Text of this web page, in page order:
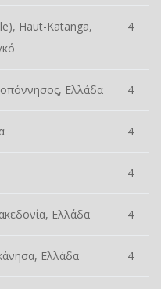
Haut-Katanga,
4
Ελλάδα 4
4
4
Ελλάδα 4
Ελλάδα 4